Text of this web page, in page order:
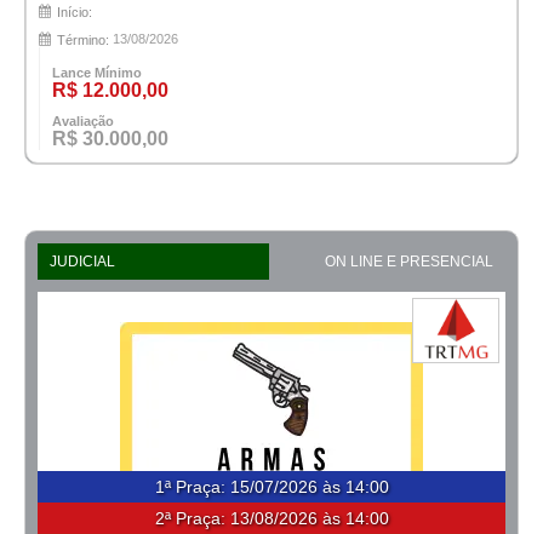
Início:
Término: 13/08/2026
Lance Mínimo
R$ 12.000,00
Avaliação
R$ 30.000,00
JUDICIAL ON LINE E PRESENCIAL
1ª Praça: 15/07/2026 às 14:00
2ª Praça: 13/08/2026 às 14:00